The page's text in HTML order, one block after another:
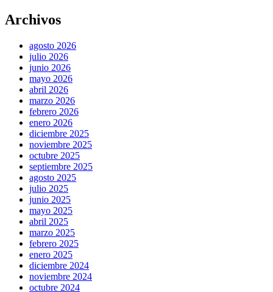
Archivos
agosto 2026
julio 2026
junio 2026
mayo 2026
abril 2026
marzo 2026
febrero 2026
enero 2026
diciembre 2025
noviembre 2025
octubre 2025
septiembre 2025
agosto 2025
julio 2025
junio 2025
mayo 2025
abril 2025
marzo 2025
febrero 2025
enero 2025
diciembre 2024
noviembre 2024
octubre 2024